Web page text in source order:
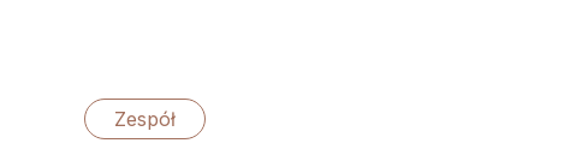
Zespół